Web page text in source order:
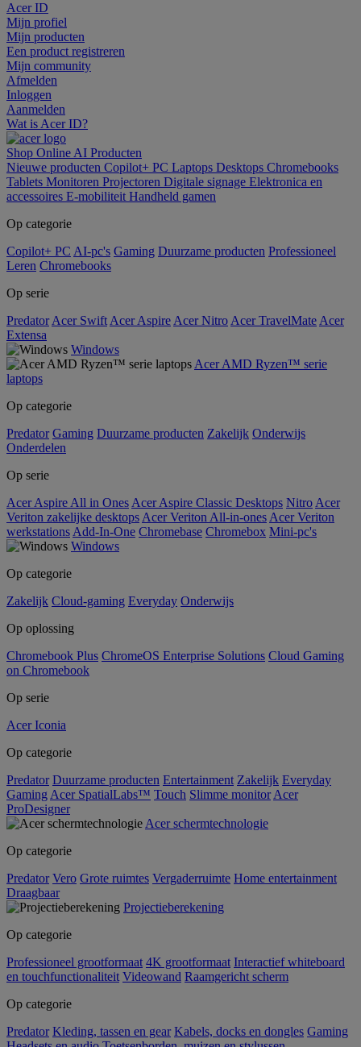
Acer ID
Mijn profiel
Mijn producten
Een product registreren
Mijn community
Afmelden
Inloggen
Aanmelden
Wat is Acer ID?
Shop Online AI Producten
Nieuwe producten Copilot+ PC Laptops Desktops Chromebooks
Tablets Monitoren Projectoren Digitale signage Elektronica en
accessoires E-mobiliteit Handheld gamen
Op categorie
Copilot+ PC AI-pc's Gaming Duurzame producten Professioneel
Leren Chromebooks
Op serie
Predator Acer Swift Acer Aspire Acer Nitro Acer TravelMate Acer
Extensa
Windows
Acer AMD Ryzen™ serie
laptops
Op categorie
Predator Gaming Duurzame producten Zakelijk Onderwijs
Onderdelen
Op serie
Acer Aspire All in Ones Acer Aspire Classic Desktops Nitro Acer
Veriton zakelijke desktops Acer Veriton All-in-ones Acer Veriton
werkstations Add-In-One Chromebase Chromebox Mini-pc's
Windows
Op categorie
Zakelijk Cloud-gaming Everyday Onderwijs
Op oplossing
Chromebook Plus ChromeOS Enterprise Solutions Cloud Gaming
on Chromebook
Op serie
Acer Iconia
Op categorie
Predator Duurzame producten Entertainment Zakelijk Everyday
Gaming Acer SpatialLabs™ Touch Slimme monitor Acer
ProDesigner
Acer schermtechnologie
Op categorie
Predator Vero Grote ruimtes Vergaderruimte Home entertainment
Draagbaar
Projectieberekening
Op categorie
Professioneel grootformaat 4K grootformaat Interactief whiteboard
en touchfunctionaliteit Videowand Raamgericht scherm
Op categorie
Predator Kleding, tassen en gear Kabels, docks en dongles Gaming